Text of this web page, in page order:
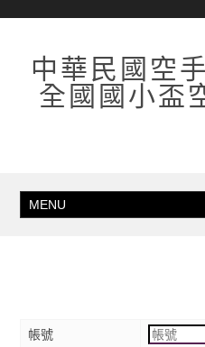
中華民國空
全國國小盃
帳號